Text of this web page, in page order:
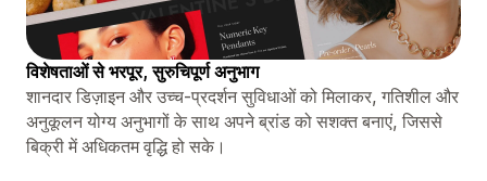
विशेषताओं से भरपूर, सुरुचिपूर्ण अनुभाग
शानदार डिज़ाइन और उच्च-प्रदर्शन सुविधाओं को मिलाकर, गतिशील और
अनुकूलन योग्य अनुभागों के साथ अपने ब्रांड को सशक्त बनाएं, जिससे
बिक्री में अधिकतम वृद्धि हो सके।